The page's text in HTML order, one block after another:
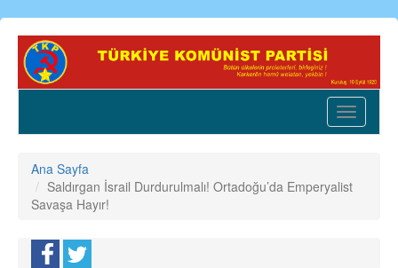
Ana
içeriğe
Toggle
Ana Sayfa
Saldırgan İsrail Durdurulmalı! Ortadoğu’da Emperyalist
Savaşa Hayır!